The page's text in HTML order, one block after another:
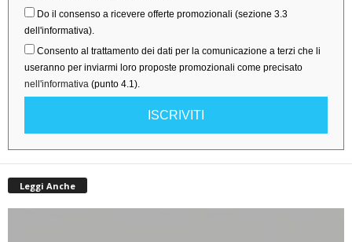
Do il consenso a ricevere offerte promozionali (sezione 3.3
dell'informativa).
Consento al trattamento dei dati per la comunicazione a terzi che li
useranno per inviarmi loro proposte promozionali come precisato
nell'informativa (punto 4.1).
ISCRIVITI
Leggi Anche